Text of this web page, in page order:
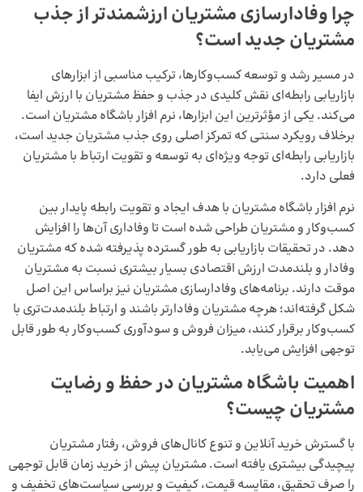
چرا وفادارسازیمشتریان ارزشمندتر از جذب
مشتریان جدید است؟
در مسیر رشد و توسعه کسب‌وکارها، ترکیب مناسبی از ابزارهای
بازاریابی رابطه‌ای نقش کلیدی در جذب و حفظ مشتریان با ارزش ایفا
می‌کند. یکی از مؤثرترین این ابزارها، نرم افزار باشگاه مشتریان است.
برخلاف رویکرد سنتی که تمرکز اصلی روی جذب مشتریان جدید است،
بازاریابی رابطه‌ای توجه ویژه‌ای به توسعه و تقویت ارتباط با مشتریان
فعلی دارد.
نرم افزار باشگاه مشتریان با هدف ایجاد و تقویت رابطه پایدار بین
کسب‌وکار و مشتریان طراحی شده است تا وفاداری آن‌ها را افزایش
دهد. در تحقیقات بازاریابی به طور گسترده پذیرفته شده که مشتریان
وفادار و بلندمدت ارزش اقتصادی بسیار بیشتری نسبت به مشتریان
موقت دارند. برنامه‌های وفادارسازی مشتریان نیز براساس این اصل
شکل گرفته‌اند؛ هرچه مشتریان وفادارتر باشند و ارتباط بلندمدت‌تری با
کسب‌وکار برقرار کنند، میزان فروش و سودآوری کسب‌وکار به طور قابل
توجهی افزایش می‌یابد.
اهمیت باشگاه مشتریان در حفظ و رضایت
مشتریان چیست؟
با گسترش خرید آنلاین و تنوع کانال‌های فروش، رفتار مشتریان
پیچیدگی بیشتری یافته است. مشتریان پیش از خرید زمان قابل توجهی
را صرف تحقیق، مقایسه قیمت، کیفیت و بررسی سیاست‌های تخفیف و